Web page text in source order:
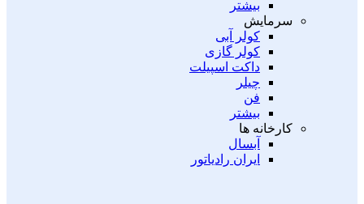
بیشتر
سرمایش
کولر آبی
کولر گازی
داکت اسپیلت
چیلر
فن
بیشتر
کارخانه ها
آبسال
ایران رادیاتور